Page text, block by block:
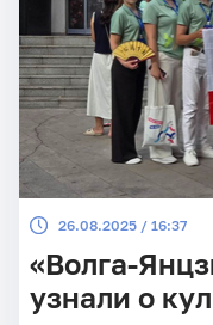
26.08.2025 / 16:37
«Волга-
узнали о